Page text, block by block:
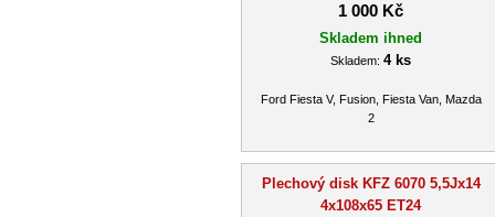
1 000 Kč
Skladem ihned
Skladem: 4 ks
Ford Fiesta V, Fusion, Fiesta Van, Mazda
2
Plechový disk KFZ 6070 5,5Jx14
4x108x65 ET24